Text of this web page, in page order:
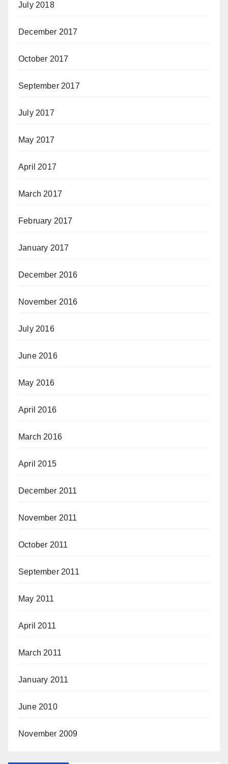
July 2018
December 2017
October 2017
September 2017
July 2017
May 2017
April 2017
March 2017
February 2017
January 2017
December 2016
November 2016
July 2016
June 2016
May 2016
April 2016
March 2016
April 2015
December 2011
November 2011
October 2011
September 2011
May 2011
April 2011
March 2011
January 2011
June 2010
November 2009